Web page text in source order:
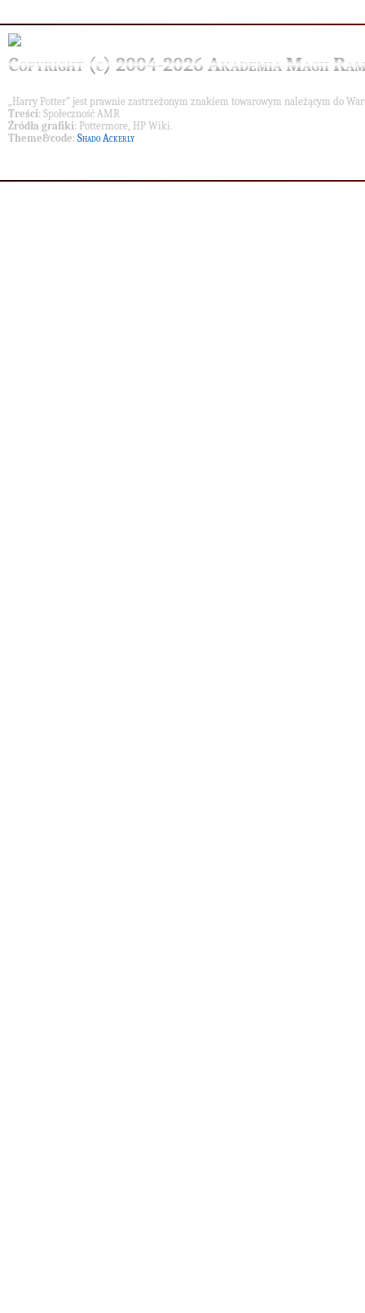
Copyright (c) 2004-2026 Akademia Magii
„Harry Potter” jest prawnie zastrzeżonym znakiem towarowym należącym do
Treści: Społeczność AMR
Źródła grafiki: Pottermore, HP Wiki.
Theme&code: Shado Ackerly